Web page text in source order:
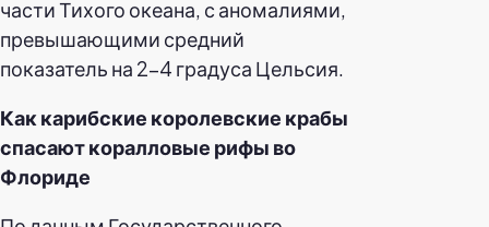
части Тихого океана, с аномалиями,
превышающими средний
показатель на 2-4 градуса Цельсия.
Как карибские королевские крабы
спасают коралловые рифы во
Флориде